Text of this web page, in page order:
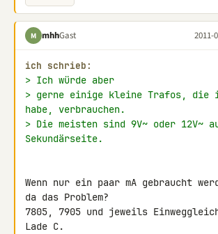
M mhhGast 2011-
ich schrieb:
> Ich würde aber
> gerne einige kleine Trafos, die
habe, verbrauchen.
> Die meisten sind 9V~ oder 12V~
Sekundärseite.
Wenn nur ein paar mA gebraucht
da das Problem?
7805, 7905 und jeweils
Lade C.